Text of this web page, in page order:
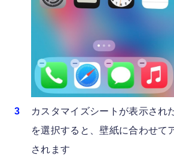
カスタマイズシートが表示され
を選択すると、壁紙に合わせて
されます